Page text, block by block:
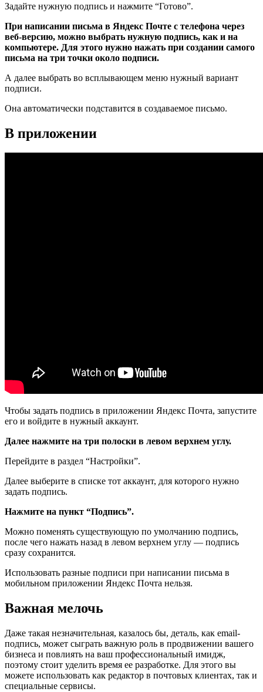
Задайте нужную подпись и нажмите “Готово”.
При написании письма в Яндекс Почте с телефона через
веб-версию, можно выбрать нужную подпись, как и на
компьютере. Для этого нужно нажать при создании самого
письма на три точки около подписи.
А далее выбрать во всплывающем меню нужный вариант
подписи.
Она автоматически подставится в создаваемое письмо.
В приложении
Чтобы задать подпись в приложении Яндекс Почта, запустите
его и войдите в нужный аккаунт.
Далее нажмите на три полоски в левом верхнем углу.
Перейдите в раздел “Настройки”.
Далее выберите в списке тот аккаунт, для которого нужно
задать подпись.
Нажмите на пункт “Подпись”.
Можно поменять существующую по умолчанию подпись,
после чего нажать назад в левом верхнем углу — подпись
сразу сохранится.
Использовать разные подписи при написании письма в
мобильном приложении Яндекс Почта нельзя.
Важная мелочь
Даже такая незначительная, казалось бы, деталь, как email-
подпись, может сыграть важную роль в продвижении вашего
бизнеса и повлиять на ваш профессиональный имидж,
поэтому стоит уделить время ее разработке. Для этого вы
можете использовать как редактор в почтовых клиентах, так и
специальные сервисы.